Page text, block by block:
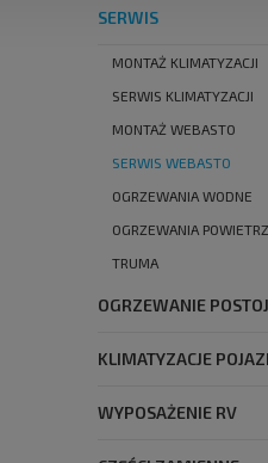
SERWIS
MONTAŻ KLIMATYZACJI
SERWIS KLIMATYZACJI
MONTAŻ WEBASTO
SERWIS WEBASTO
OGRZEWANIA WODNE
OGRZEWANIA
TRUMA
OGRZEWANIE
KLIMATYZACJE
WYPOSAŻENIE RV